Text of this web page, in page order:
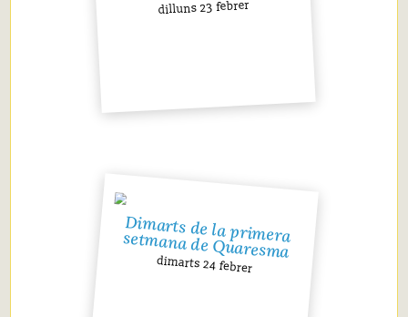
dilluns 23 febrer
Dimarts de la primera setmana de Quaresma
dimarts 24 febrer